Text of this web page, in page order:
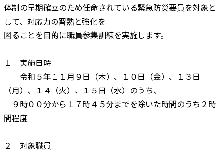
体制の早期確立のため任命されている緊急防災要員を対象と
して、対応力の習熟と強化を
図ることを目的に職員参集訓練を実施します。
１ 実施日時
令和５年１１月９日（木）、１０日（金）、１３日
（月）、１４（火）、１５日（水）のうち、
９時００分から１７時４５分までを除いた時間のうち２時
間程度
２ 対象職員